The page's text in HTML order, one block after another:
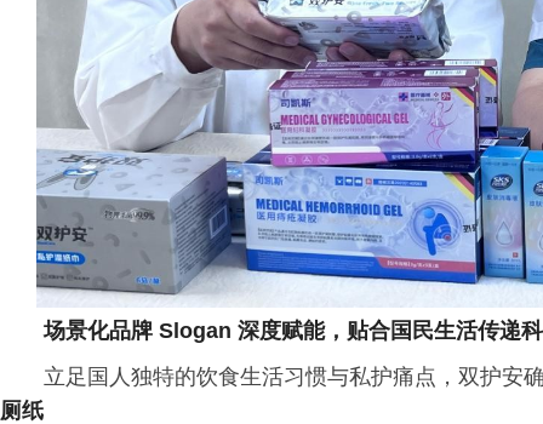
场景化品牌 Slogan 深度赋能，贴合国民生活传递
立足国人独特的饮食生活习惯与私护痛点，双护安
厕纸